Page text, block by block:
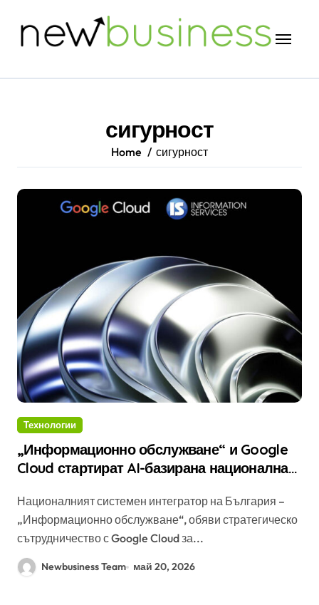
сигурност
Home сигурност
Технологии
„Информационно обслужване“ и Google
Cloud стартират AI-базирана национална
Националният системен интегратор на България –
„Информационно обслужване“, обяви стратегическо
сътрудничество с Google Cloud за...
Newbusiness Team май 20, 2026